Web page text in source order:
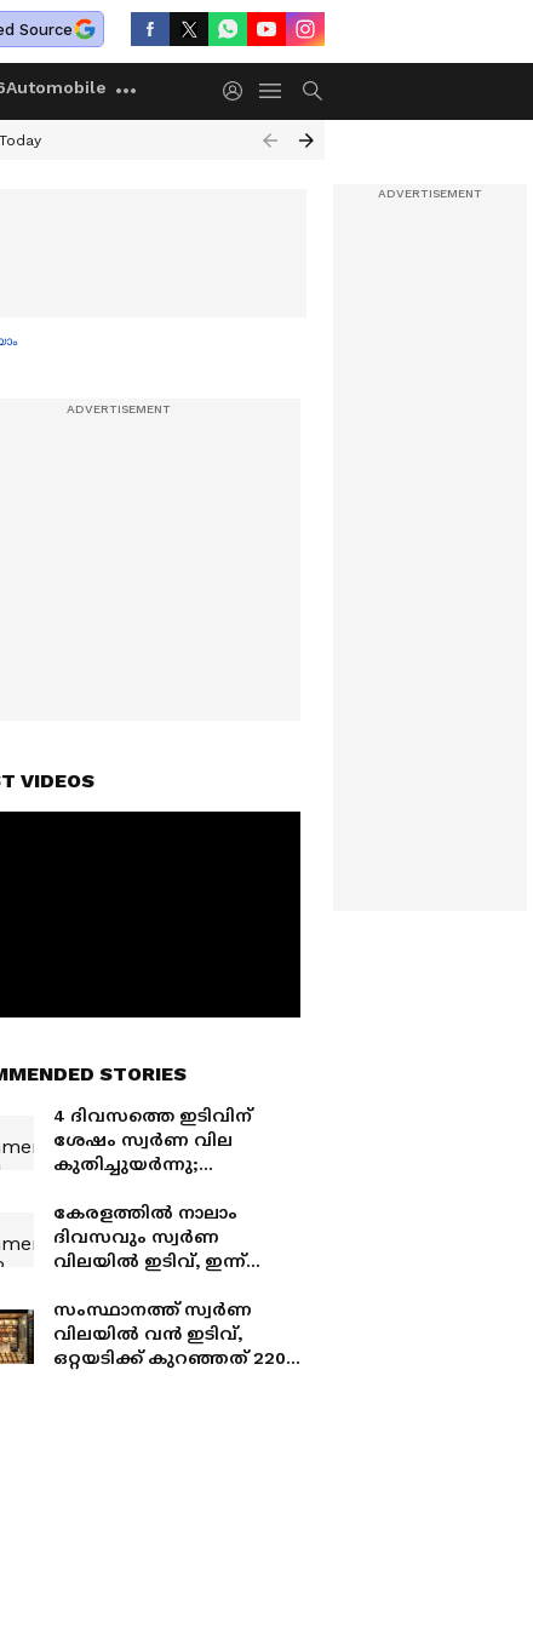
Source
Automobile
VIDEOS
STORIES
4 ദിവസത്തെ ഇടിവിന്
ശേഷം സ്വർണ വില
കുതിച്ചുയർന്നു;
സ്വർണം, വെള്ളി
നിരക്കുകൾ അറിയാം
കേരളത്തിൽ നാലാം
ദിവസവും സ്വർണ
വിലയിൽ ഇടിവ്, ഇന്ന്
ഇന്നത്തെ നിരക്കറിയാം
സംസ്ഥാനത്ത് സ്വർണ
വിലയിൽ വൻ ഇടിവ്,
ഒറ്റയടിക്ക് കുറഞ്ഞത് 2200